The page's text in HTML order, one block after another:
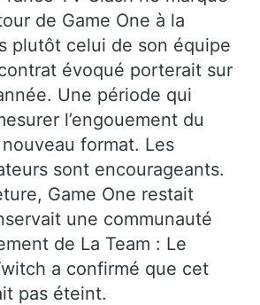
de Game One à la
plutôt celui de son équipe
évoqué porterait sur
Une période qui
l’engouement du
format. Les
sont encourageants.
Game One restait
une communauté
de La Team : Le
a confirmé que cet
pas éteint.